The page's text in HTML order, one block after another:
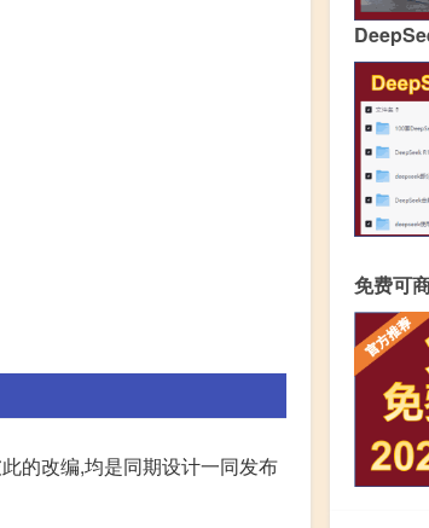
的改编,均是同期设计一同发布
免费可